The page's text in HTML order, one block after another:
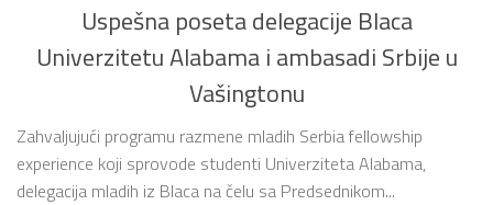
Uspešna poseta delegacije Blaca
Univerzitetu Alabama i ambasadi Srbije u
Vašingtonu
Zahvaljujući programu razmene mladih Serbia fellowship
experience koji sprovode studenti Univerziteta Alabama,
delegacija mladih iz Blaca na čelu sa Predsednikom...